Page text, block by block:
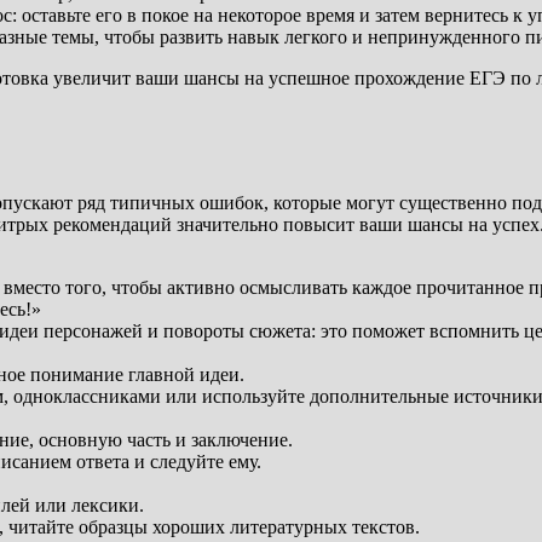
оставьте его в покое на некоторое время и затем вернитесь
темы, чтобы развить навык легкого и непринужденного
увеличит ваши шансы на успешное прохождение ЕГЭ по
ряд типичных ошибок, которые могут существенно
рекомендаций значительно повысит ваши шансы на
того, чтобы активно осмысливать каждое прочитанное
персонажей и повороты сюжета: это поможет вспомнить
понимание главной идеи.
или используйте дополнительные
основную часть и заключение.
ответа и следуйте ему.
или лексики.
образцы хороших литературных текстов.